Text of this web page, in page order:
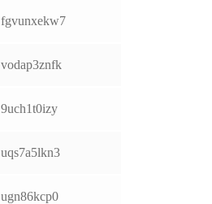
fgvunxekw7
vodap3znfk
9uch1t0izy
uqs7a5lkn3
ugn86kcp0